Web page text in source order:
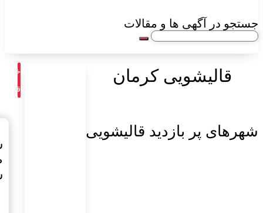
جستجو در آگهی ها و مقالات
قالیشویی کرمان
شهرهای پر بازدید قالیشویی